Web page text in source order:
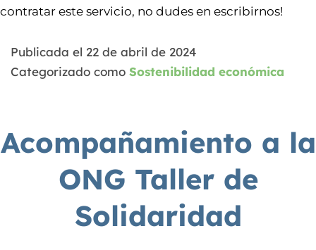
contratar este servicio, no dudes en escribirnos!
Publicada el 22 de abril de 2024
Categorizado como Sostenibilidad económica
Acompañamiento a la
ONG Taller de
Solidaridad